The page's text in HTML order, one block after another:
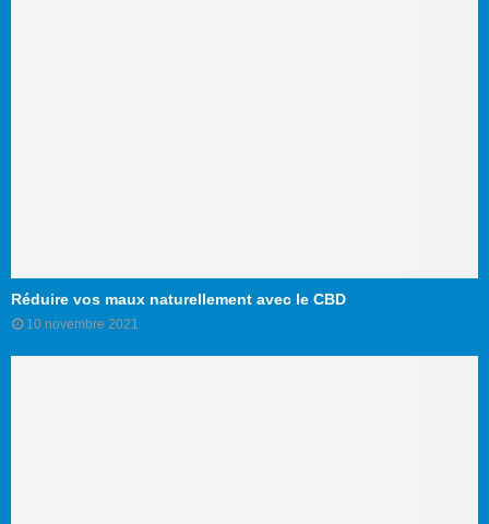
Réduire vos maux naturellement avec le CBD
10 novembre 2021